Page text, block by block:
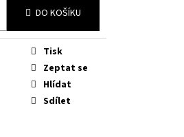
DO KOŠÍKU
Tisk
Zeptat se
Hlídat
Sdílet